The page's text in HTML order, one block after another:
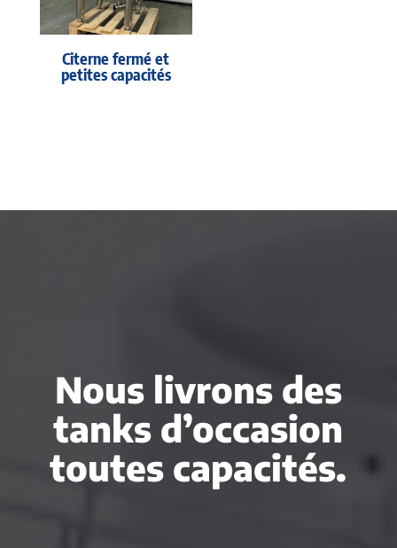
Citerne fermé et
petites capacités
Nous livrons des
tanks d’occasion
toutes capacités.